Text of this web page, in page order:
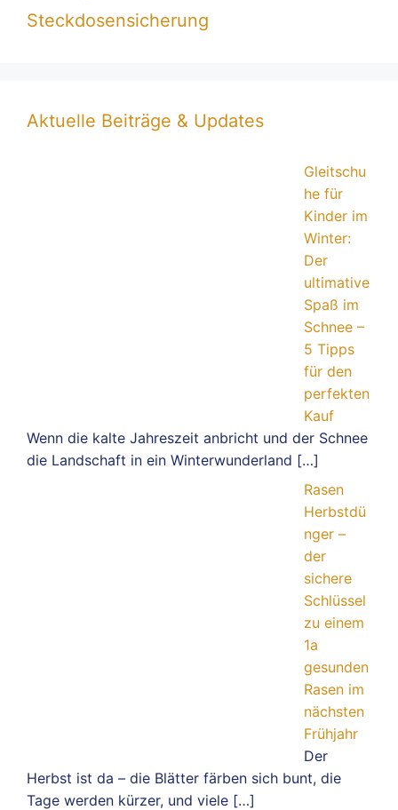
Steckdosensicherung
Aktuelle Beiträge & Updates
Gleitschu
he für
Kinder im
Winter:
Der
ultimative
Spaß im
Schnee –
5 Tipps
für den
perfekten
Kauf
Wenn die kalte Jahreszeit anbricht und der Schnee
die Landschaft in ein Winterwunderland […]
Rasen
Herbstdü
nger –
der
sichere
Schlüssel
zu einem
1a
gesunden
Rasen im
nächsten
Frühjahr
Der
Herbst ist da – die Blätter färben sich bunt, die
Tage werden kürzer, und viele […]